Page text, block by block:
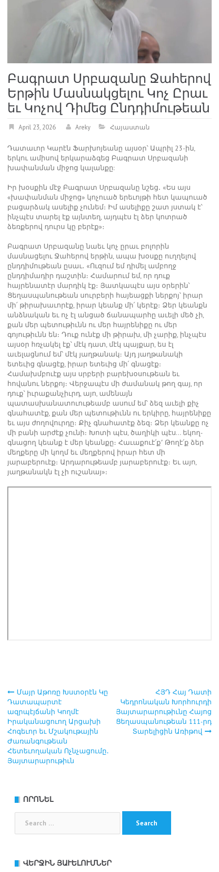
Բագրատ Սրբազանը Ջահերով
Երթին Մասնակցելու Կոչ Ըրաւ
եւ Կոչով Դիմեց Ընդդիմութեան
April 23, 2026 Areky Հայաստան
Դատաւոր Կարէն Ֆարխոյեանը այսօր՝ Ապրիլ 23-ին,
երկու ամիսով երկարաձգեց Բագրատ Սրբազանի
խափանման միջոց կալանքը:
Իր խօսքին մէջ Բագրատ Սրբազանը նշեց․ «Ես այս
«խափանման միջոց» կոչուած երեւոյթի հետ կապուած
բացարձակ ասելիք չունեմ։ Իմ ասելիքը շատ յստակ է՝
ինչպէս տարել էք այնտեղ, այդպէս էլ ձեր կոտրած
ձեռքերով դուրս կը բերէք»։
Բագրատ Սրբազանը նաեւ կոչ ըրաւ բոլորին
մասնացելու Ջահերով երթին, ապա խօսքը ուղղելով
ընդդիմութեան ըսաւ․ «Ուզում եմ դիմել ամբողջ
ընդդիմադիր դաշտին։ Համարում եմ, որ դուք
հայրենատէր մարդիկ էք։ Յատկապէս այս օրերին՝
Ցեղասպանութեան սուրբերի հայեացքի ներքոյ՝ իրար
մի՛ թիրախաւորէք, իրար կեանք մի՛ կերէք։ Ձեր կեանքն
անձնական եւ ոչ էլ անցած ճանապարհը աւելի մեծ չի,
քան մեր պետութիւնն ու մեր հայրենիքը ու մեր
գոյութիւնն են։ Դուք ունէք մի թիրախ, մի չարիք, ինչպէս
այսօր հռչակել էք՝ մէկ դատ, մէկ պայքար, ես էլ
աւելացնում եմ՝ մէկ յաղթանակ։ Այդ յաղթանակի
ետեւից գնացէք, իրար ետեւից մի՛ գնացէք։
Համախմբուէք այս սրբերի բարեխօսութեան եւ
հովանու ներքոյ։ Վերջապէս մի ժամանակ թող գայ, որ
դուք՝ իւրաքանչիւրդ, այո, ամենայն
պատասխանատուութեամբ ասում եմ՝ ձեզ աւելի քիչ
գնահատէք, քան մեր պետութիւնն ու երկիրը, հայրենիքը
եւ այս ժողովուրդը։ Քիչ գնահատէք ձեզ։ Ձեր կեանքը ոչ
մի բանի արժէք չունի։ Խոտի պէս, ծաղիկի պէս… եկող-
գնացող կեանք է մեր կեանքը։ Հաւաքուէ՛ք՚ Թողէ՛ք ձեր
մեղքերը մի կողմ եւ մեղքերով իրար հետ մի
յարաբերուէք։ Արդարութեամբ յարաբերուէք։ Եւ այո,
յաղթանակն էլ չի ուշանայ»։
Post
navigation
Մայր Աթոռը Խստօրէն Կը
Դատապարտէ
ազրպէյճանի Կողմէ
Իրականացուող Արցախի
Հոգեւոր եւ Մշակութային
Ժառանգութեան
Հետեւողական Ոչնչացումը․
Յայտարարութիւն
ՀՅԴ Հայ Դատի
Կեդրոնական Խորհուրդի
Յայտարարութիւնը Հայոց
Ցեղասպանութեան 111-րդ
Տարելիցին Առիթով
ՈՐՈՆԵԼ
ՎԵՐՋԻՆ ՅԱՒԵԼՈՒՄՆԵՐ